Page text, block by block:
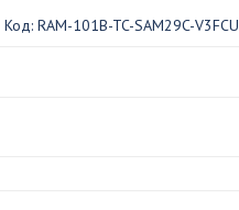
RAM-101B-TC-SAM29C-V3FCU